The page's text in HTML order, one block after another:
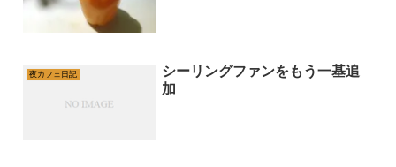
夜カフェ日記
シーリングファンをもう一基追
加